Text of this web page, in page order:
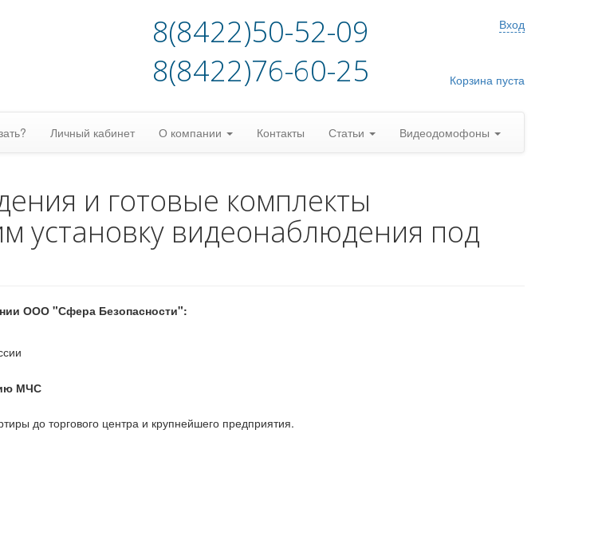
8(8422)50-52-09
8(8422)76-60-25
Вход
Корзина пуста
Личный кабинет О компании Контакты Статьи Видеодомофоны
и готовые комплекты
установку видеонаблюдения под
ООО "Сфера Безопасности":
МЧС
до торгового центра и крупнейшего предприятия.